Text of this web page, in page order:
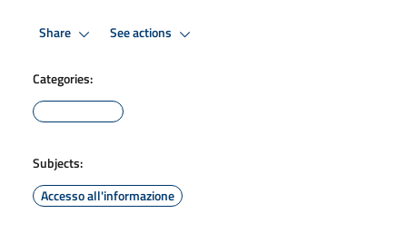
Share See actions
Categories:
Subjects:
Accesso all'informazione